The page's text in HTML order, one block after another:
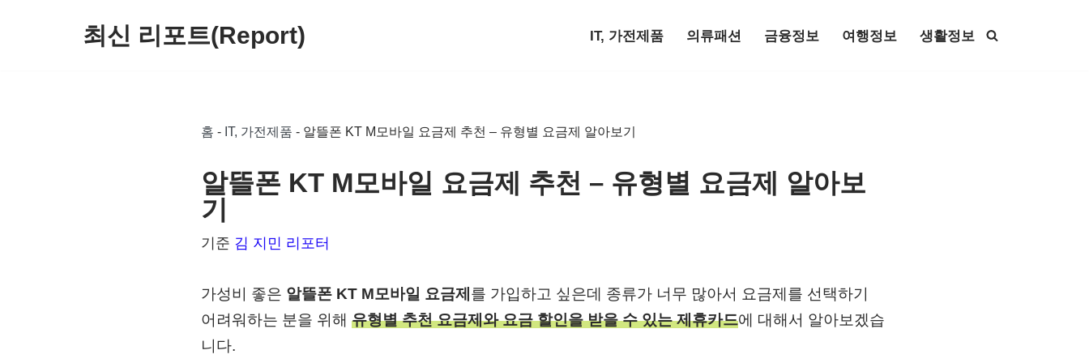
최신 리포트(Report) IT, 가전제품 의류패션 금융정보 여행정보 생활정보
홈 - IT, 가전제품 - 알뜰폰 KT M모바일 요금제 추천 – 유형별 요금제 알아보기
알뜰폰 KT M모바일 요금제 추천 – 유형별 요금제 알아보
기
기준 김 지민 리포터
가성비 좋은 알뜰폰 KT M모바일 요금제 를 가입하고 싶은데 종류가 너무 많아서 요금제를 선택하기
어려워하는 분을 위해유형별 추천 요금제와 요금 할인을 받을 수 있는 제휴카드에 대해서 알아보겠습
니다.